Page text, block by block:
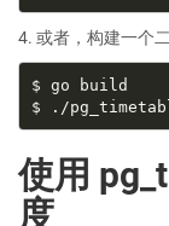
4. 或者，构建一个
$ ./
使用
度